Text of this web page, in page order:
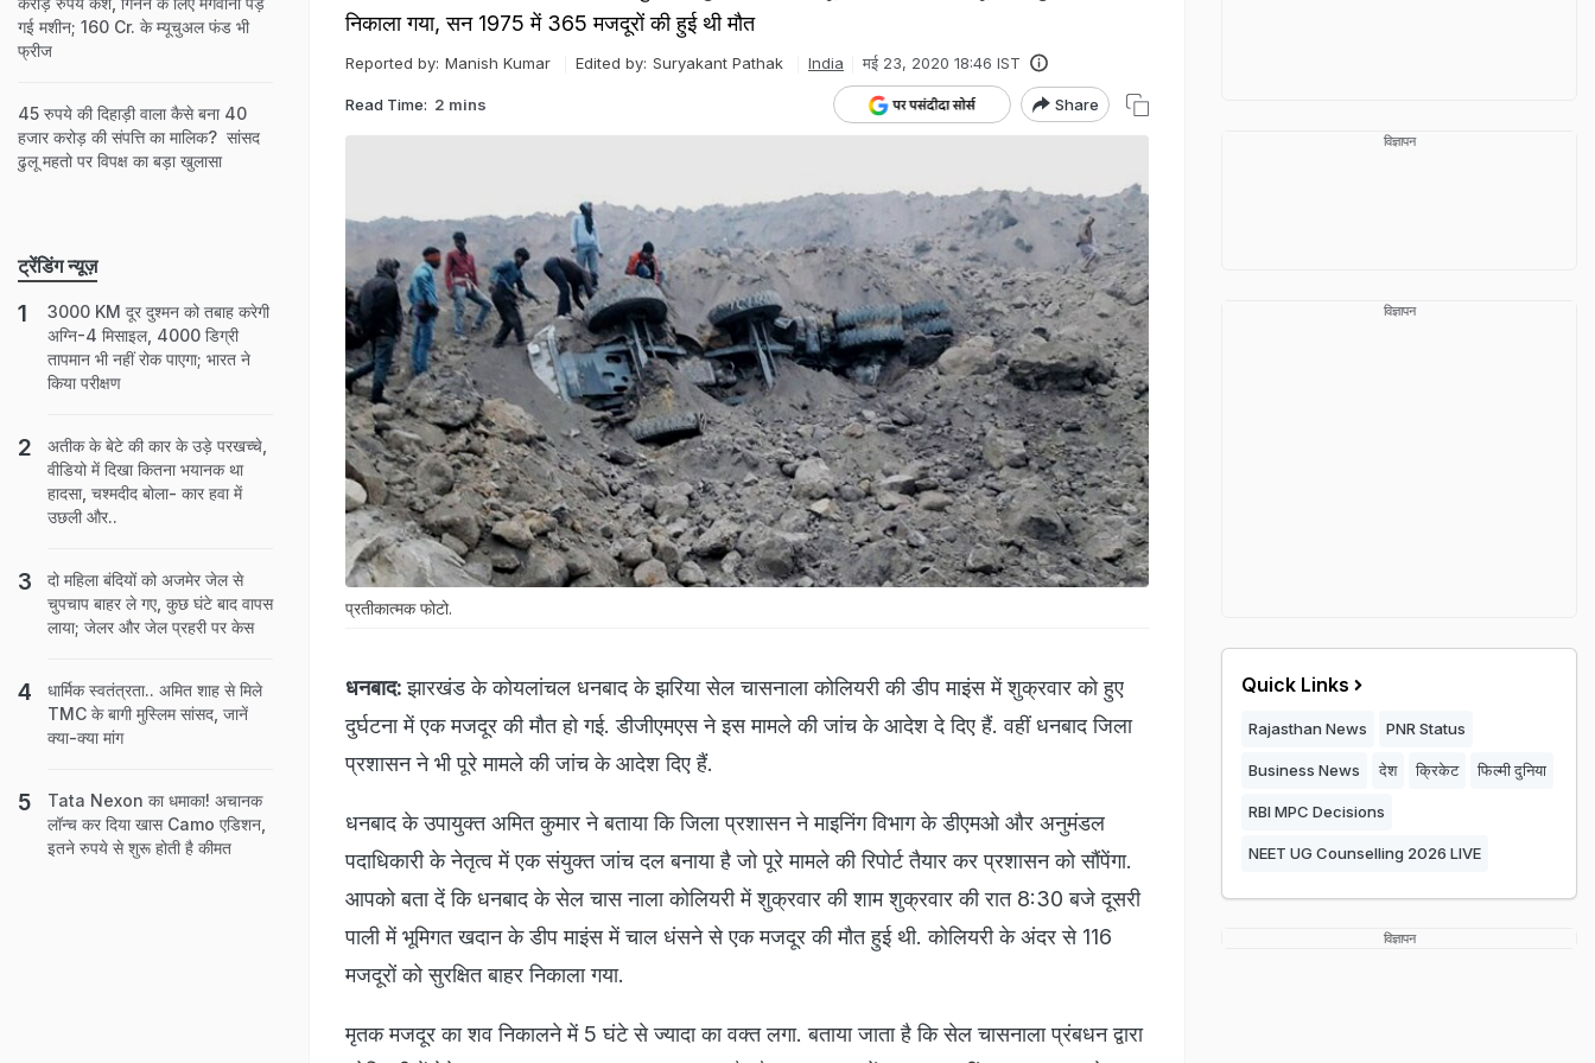
निकाला गया, सन 1975 में 365 मजदूरों की हुई थी मौत
Reported by: Manish Kumar Edited by: Suryakant Pathak India मई 23, 2020 18:46 IST
Read Time: 2 mins Share
प्रतीकात्मक फोटो.
धनबाद: झारखंड के कोयलांचल धनबाद के झरिया सेल चासनाला कोलियरी की डीप माइंस में शुक्रवार को हुए
दुर्घटना में एक मजदूर की मौत हो गई. डीजीएमएस ने इस मामले की जांच के आदेश दे दिए हैं. वहीं धनबाद जिला
प्रशासन ने भी पूरे मामले की जांच के आदेश दिए हैं.
धनबाद के उपायुक्त अमित कुमार ने बताया कि जिला प्रशासन ने माइनिंग विभाग के डीएमओ और अनुमंडल
पदाधिकारी के नेतृत्व में एक संयुक्त जांच दल बनाया है जो पूरे मामले की रिपोर्ट तैयार कर प्रशासन को सौंपेंगा.
आपको बता दें कि धनबाद के सेल चास नाला कोलियरी में शुक्रवार की शाम शुक्रवार की रात 8:30 बजे दूसरी
पाली में भूमिगत खदान के डीप माइंस में चाल धंसने से एक मजदूर की मौत हुई थी. कोलियरी के अंदर से 116
मजदूरों को सुरक्षित बाहर निकाला गया.
मृतक मजदूर का शव निकालने में 5 घंटे से ज्यादा का वक्त लगा. बताया जाता है कि सेल चासनाला प्रंबधन द्वारा
गई मशीन; 160 Cr. के म्यूचुअल फंड भी
फ्रीज
45 रुपये की दिहाड़ी वाला कैसे बना 40
हजार करोड़ की संपत्ति का मालिक? सांसद
ढुलू महतो पर विपक्ष का बड़ा खुलासा
ट्रेंडिंग न्यूज़
3000 KM दूर दुश्मन को तबाह करेगी
अग्नि-4 मिसाइल, 4000 डिग्री
तापमान भी नहीं रोक पाएगा; भारत ने
किया परीक्षण
अतीक के बेटे की कार के उड़े परखच्चे,
वीडियो में दिखा कितना भयानक था
हादसा, चश्मदीद बोला- कार हवा में
उछली और..
दो मह‍िला बंद‍ियों को अजमेर जेल से
चुपचाप बाहर ले गए, कुछ घंटे बाद वापस
लाया; जेलर और जेल प्रहरी पर केस
धार्मिक स्वतंत्रता.. अमित शाह से मिले
TMC के बागी मुस्लिम सांसद, जानें
क्या-क्या मांग
Tata Nexon का धमाका! अचानक
लॉन्च कर दिया खास Camo एडिशन,
इतने रुपये से शुरू होती है कीमत
विज्ञापन
विज्ञापन
Quick Links
Rajasthan News PNR Status
Business News देश क्रिकेट फिल्मी दुनिया
RBI MPC Decisions
NEET UG Counselling 2026 LIVE
विज्ञापन